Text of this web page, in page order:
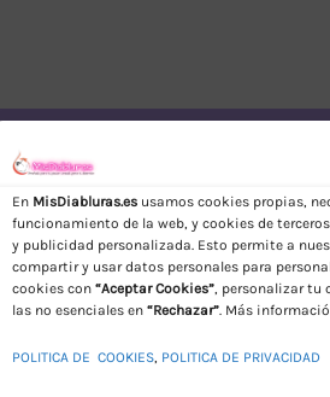
En MisDiabluras.es usamos cookies propias,
funcionamiento de la web, y cookies de
y publicidad personalizada. Esto permite a
compartir y usar datos personales para
cookies con “Aceptar Cookies”, personalizar tu
las no esenciales en “Rechazar”. Más
POLITICA DE COOKIES, POLITICA DE PRIVACIDAD
con Envío Discreto